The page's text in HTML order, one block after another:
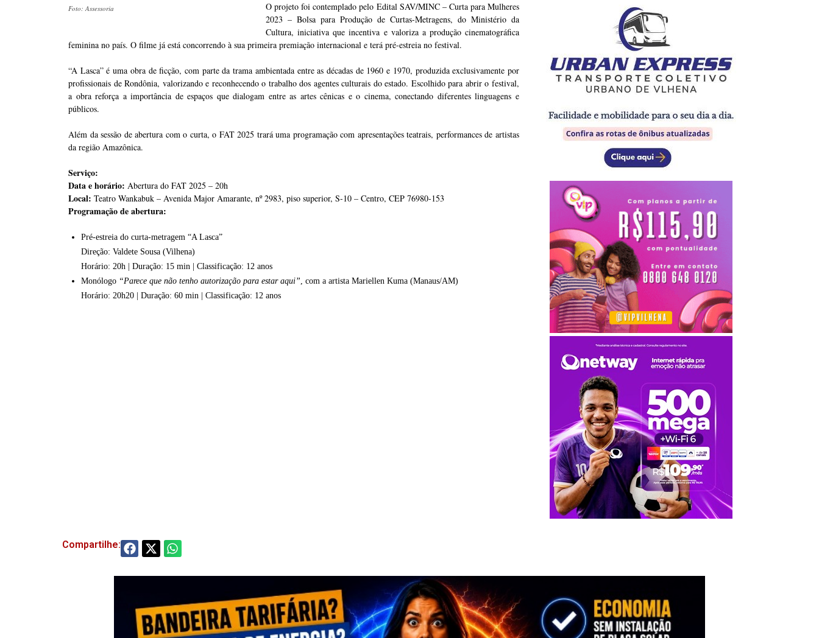
Foto: Assessoria
O projeto foi contemplado pelo Edital SAV/MINC – Curta para Mulheres
2023 – Bolsa para Produção de Curtas-Metragens, do Ministério da
Cultura, iniciativa que incentiva e valoriza a produção cinematográfica
feminina no país. O filme já está concorrendo à sua primeira premiação internacional e terá pré-estreia no festival.
“A Lasca” é uma obra de ficção, com parte da trama ambientada entre as décadas de 1960 e 1970, produzida exclusivamente por
profissionais de Rondônia, valorizando e reconhecendo o trabalho dos agentes culturais do estado. Escolhido para abrir o festival,
a obra reforça a importância de espaços que dialogam entre as artes cênicas e o cinema, conectando diferentes linguagens e
públicos.
Além da sessão de abertura com o curta, o FAT 2025 trará uma programação com apresentações teatrais, performances de artistas
da região Amazônica.
Serviço:
Data e horário: Abertura do FAT 2025 – 20h
Local: Teatro Wankabuk – Avenida Major Amarante, nº 2983, piso superior, S-10 – Centro, CEP 76980-153
Programação de abertura:
Pré-estreia do curta-metragem “A Lasca”
Direção: Valdete Sousa (Vilhena)
Horário: 20h | Duração: 15 min | Classificação: 12 anos
Monólogo “Parece que não tenho autorização para estar aqui”, com a artista Mariellen Kuma (Manaus/AM)
Horário: 20h20 | Duração: 60 min | Classificação: 12 anos
Compartilhe: